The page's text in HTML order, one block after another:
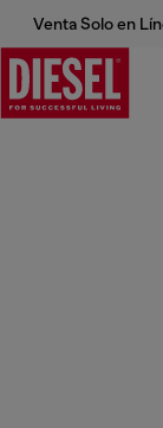
Venta Solo en